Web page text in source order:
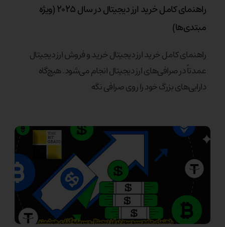
راهنمای کامل خرید ارز دیجیتال در سال ۲۰۲۵ (ویژه
مبتدی‌ها)
راهنمای کامل خرید ارز دیجیتال خرید و فروش ارز دیجیتال
عمدتاً در صرافی‌های ارز دیجیتال انجام می‌شود. هیچ‌گاه
دارایی‌های بزرگ خود را روی صرافی نگه